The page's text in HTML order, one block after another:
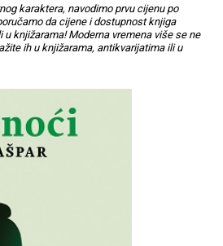
karaktera, navodimo prvu cijenu po
da cijene i dostupnost knjiga
knjižarama! Moderna vremena više se ne
ih u knjižarama, antikvarijatima ili u